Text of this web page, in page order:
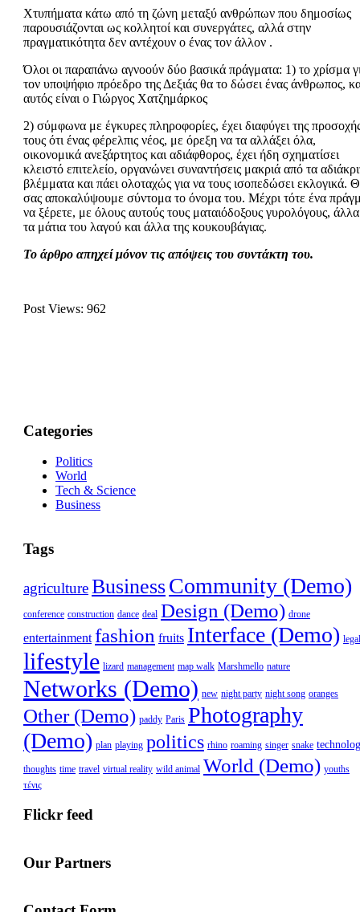
Χτυπήματα κάτω από τη ζώνη μεταξύ ανθρώπων που δημοσίως
παρουσιάζονται ως κολλητοί και συνεργάτες, αλλά στην
πραγματικότητα δεν αντέχουν ο ένας τον άλλον .
Όλοι οι παραπάνω αγνοούν δύο βασικά πράγματα: 1) το χρίσμα
τον υποψήφιο πρόεδρο της Δεξιάς θα το δώσει ένας άνθρωπος,
αυτός είναι ο Γιώργος Χατζημάρκος
2) σύμφωνα με έγκυρες πληροφορίες, έχει διαφύγει της
τους ότι ένας φέρελπις νέος, με όρεξη να τα αλλάξει όλα,
οικονομικά ανεξάρτητος και αδιάφθορος, έχει ήδη σχηματίσει
κλειστό επιτελείο, οργανώνει συναντήσεις μακριά από τα
βλέμματα και πάει ολοταχώς για να τους ισοπεδώσει εκλογικά.
σας αποκαλύψουμε σύντομα το όνομα του. Μέχρι τότε ένα
να ξέρετε, με όλους αυτούς τους ματαιόδοξους γυρολόγους, άλλα
τα μάτια του λαγού και άλλα της κουκουβάγιας.
Το άρθρο απηχεί μόνον τις απόψεις του συντάκτη του.
Post Views: 962
Categories
Politics
World
Tech & Science
Business
Tags
agricultureBusinessCommunity (Demo)
conference construction dance deal Design (Demo) drone
entertainment fashion fruits Interface (Demo) legal
lifestyle lizard management map walk Marshmello nature
Networks (Demo) new night party night song oranges
Other (Demo) paddy Paris Photography
(Demo) plan playing politics rhino roaming singer snake
thoughts time travel virtual reality wild animal World (Demo) youths
τένις
Flickr feed
Our Partners